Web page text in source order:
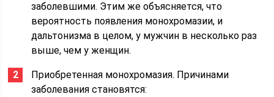
заболевшими. Этим же объясняется, что
вероятность появления монохромазии, и
дальтонизма в целом, у мужчин в несколько раз
выше, чем у женщин.
Приобретенная монохромазия. Причинами
заболевания становятся: